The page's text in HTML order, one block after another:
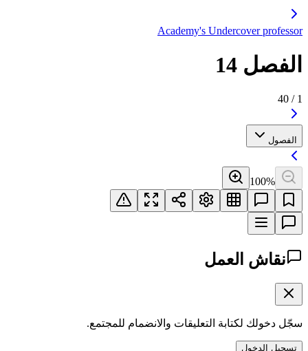
Academy's Undercover professor
الفصل 14
/
40
الفصول
100%
نقاش العمل
سجّل دخولك لكتابة التعليقات والانضمام للمجتمع.
تسجيل الدخول